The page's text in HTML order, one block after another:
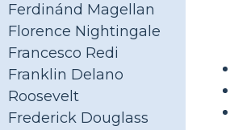
Ferdinánd Magellan
Florence Nightingale
Francesco Redi
Franklin Delano
Roosevelt
Frederick Douglass